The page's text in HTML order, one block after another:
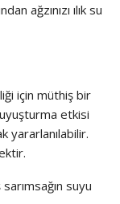
ağzınızı ılık su
için müthiş bir
uyuşturma etkisi
yararlanılabilir.
suyu